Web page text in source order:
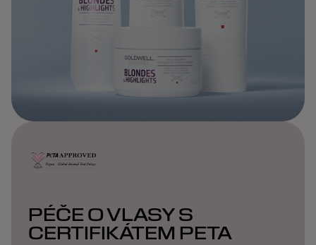
PÉČE O VLASY S
CERTIFIKÁTEM PETA